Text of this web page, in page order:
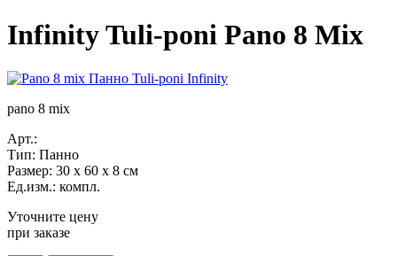
Infinity Tuli-poni Pano 8 Mix
pano 8 mix
Арт.:
Тип: Панно
Размер: 30 x 60 x 8 см
Ед.изм.: компл.
Уточните цену
при заказе